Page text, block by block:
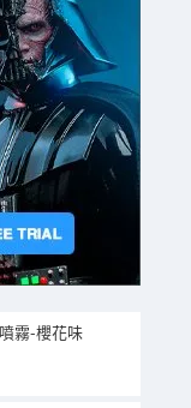
霧-櫻花味